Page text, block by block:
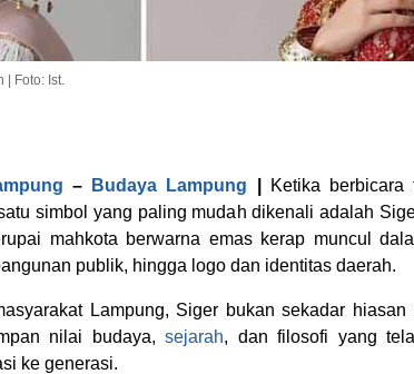
| Foto: Ist.
– Budaya Lampung
Ketika berbicara
simbol yang paling mudah dikenali adalah
mahkota berwarna emas kerap muncul
publik, hingga logo dan identitas daerah.
Lampung, Siger bukan sekadar
nilai budaya,sejarah, dan filosofi yang
ke generasi.